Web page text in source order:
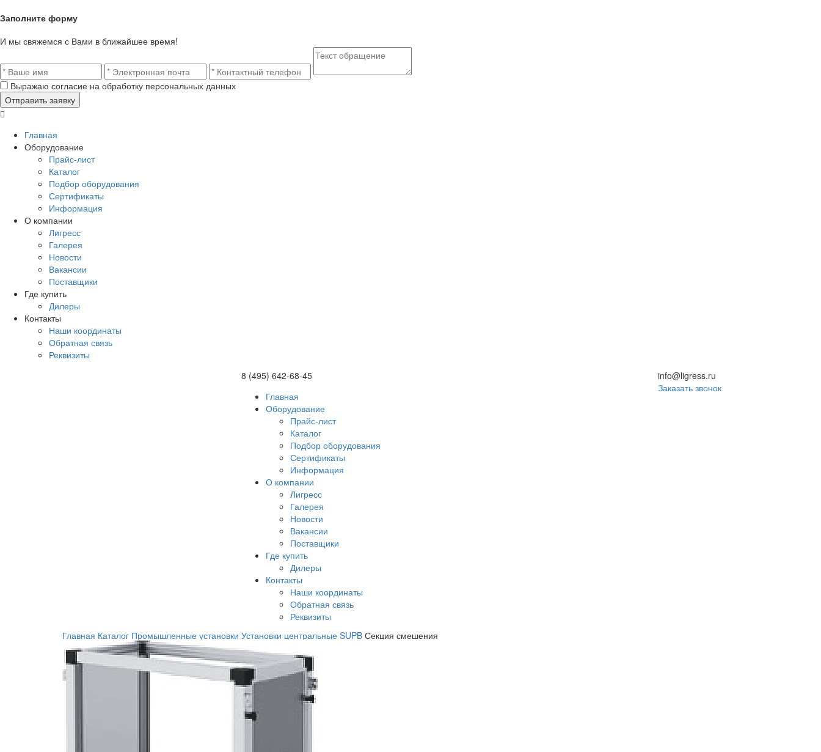
Заполните форму
И мы свяжемся с Вами в ближайшее время!
Выражаю согласие на обработку персональных данных
Главная
Оборудование
Прайс-лист
Каталог
Подбор оборудования
Сертификаты
Информация
О компании
Лигресс
Галерея
Новости
Вакансии
Поставщики
Где купить
Дилеры
Контакты
Наши координаты
Обратная связь
Реквизиты
8 (495) 642-68-45
Главная
Оборудование
Прайс-лист
Каталог
Подбор оборудования
Сертификаты
Информация
О компании
Лигресс
Галерея
Новости
Вакансии
Поставщики
Где купить
Дилеры
Контакты
Наши координаты
Обратная связь
Реквизиты
info@ligress.ru
Заказать звонок
Главная Каталог Промышленные установки Установки центральные SUPB Секция смешения